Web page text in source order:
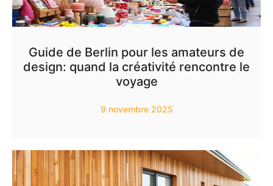
Guide de Berlin pour les amateurs de
design: quand la créativité rencontre le
voyage
9 novembre 2025